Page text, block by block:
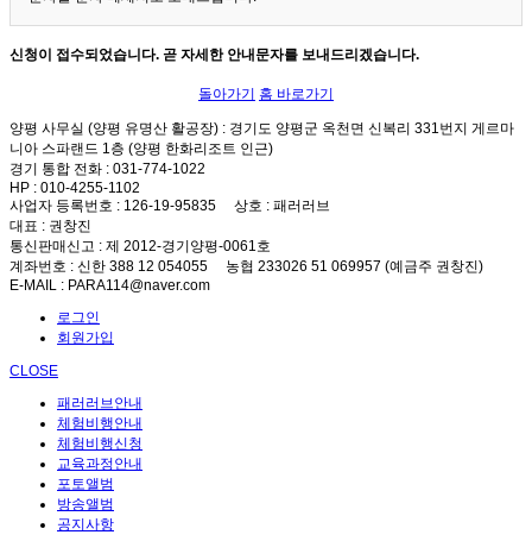
신청이 접수되었습니다. 곧 자세한 안내문자를 보내드리겠습니다.
돌아가기 홈 바로가기
양평 사무실 (양평 유명산 활공장) : 경기도 양평군 옥천면 신복리 331번지 게르마
니아 스파랜드 1층 (양평 한화리조트 인근)
경기 통합 전화 : 031-774-1022
HP : 010-4255-1102
사업자 등록번호 : 126-19-95835 상호 : 패러러브
대표 : 권창진
통신판매신고 : 제 2012-경기양평-0061호
계좌번호 : 신한 388 12 054055 농협 233026 51 069957 (예금주 권창진)
E-MAIL : PARA114@naver.com
로그인
회원가입
CLOSE
패러러브안내
체험비행안내
체험비행신청
교육과정안내
포토앨범
방송앨범
공지사항